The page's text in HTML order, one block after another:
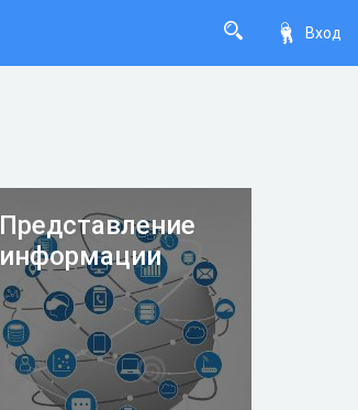
Вход
Представление
информации